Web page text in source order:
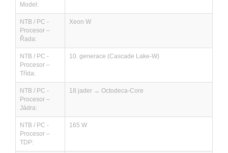
Model:
NTB / PC -
Procesor –
Řada:
Xeon W
NTB / PC -
Procesor –
Třída:
10. generace (Cascade Lake-W)
NTB / PC -
Procesor –
Jádra:
18 jader → Octodeca-Core
NTB / PC -
Procesor –
TDP:
165 W